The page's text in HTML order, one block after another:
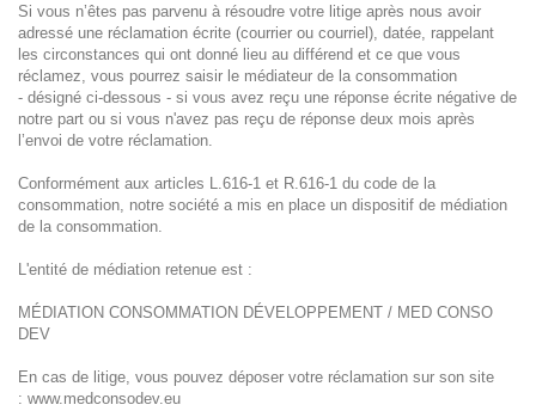
Si vous n’êtes pas parvenu à résoudre votre litige après nous avoir
adressé une réclamation écrite (courrier ou courriel), datée, rappelant
les circonstances qui ont donné lieu au différend et ce que vous
réclamez, vous pourrez saisir le médiateur de la consommation
- désigné ci-dessous - si vous avez reçu une réponse écrite négative de
notre part ou si vous n'avez pas reçu de réponse deux mois après
l’envoi de votre réclamation.
Conformément aux articles L.616-1 et R.616-1 du code de la
consommation, notre société a mis en place un dispositif de médiation
de la consommation.
L'entité de médiation retenue est :
MÉDIATION CONSOMMATION DÉVELOPPEMENT / MED CONSO
DEV
En cas de litige, vous pouvez déposer votre réclamation sur son site
: www.medconsodev.eu